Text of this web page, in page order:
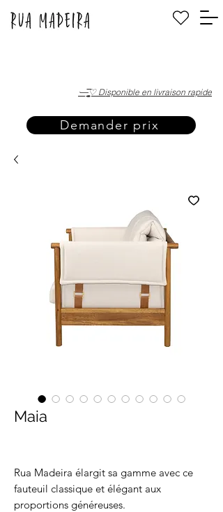
·—̳͟͞͞♡ Disponible en livraison rapide
Demander prix
Maia
Rua Madeira élargit sa gamme avec ce
fauteuil classique et élégant aux
proportions généreuses.